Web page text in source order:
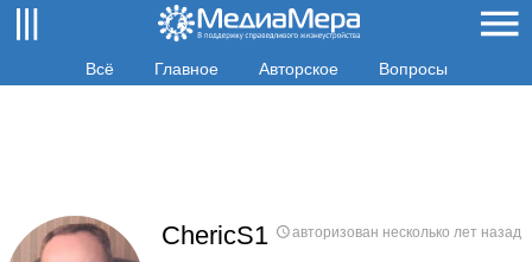
Всё Главное Авторское Вопросы
ChericS1 авторизован несколько лет назад